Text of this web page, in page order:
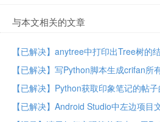
与本文相关的文章
【已解决】anytree中打印出Tree树的
【已解决】写Python脚本生成crifan所
【已解决】Python获取印象笔记的帖